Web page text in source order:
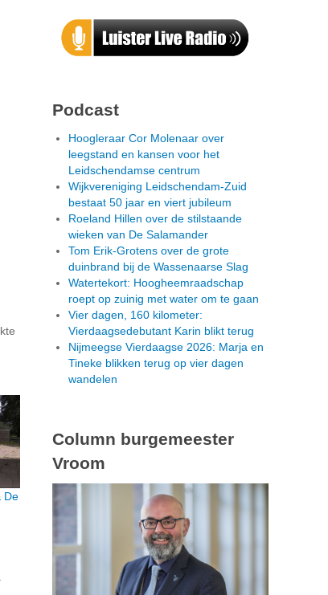
De
Podcast
Hoogleraar Cor Molenaar over
leegstand en kansen voor het
Leidschendamse centrum
Wijkvereniging Leidschendam-Zuid
bestaat 50 jaar en viert jubileum
Roeland Hillen over de stilstaande
wieken van De Salamander
Tom Erik-Grotens over de grote
duinbrand bij de Wassenaarse Slag
Watertekort: Hoogheemraadschap
roept op zuinig met water om te gaan
Vier dagen, 160 kilometer:
Vierdaagsedebutant Karin blikt terug
Nijmeegse Vierdaagse 2026: Marja en
Tineke blikken terug op vier dagen
wandelen
Column burgemeester
Vroom